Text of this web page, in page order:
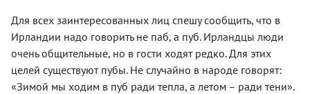
Для всех заинтересованных лиц спешу сообщить, что в
Ирландии надо говорить не паб, а пуб. Ирландцы люди
очень общительные, но в гости ходят редко. Для этих
целей существуют пубы. Не случайно в народе говорят:
«Зимой мы ходим в пуб ради тепла, а летом – ради тени».